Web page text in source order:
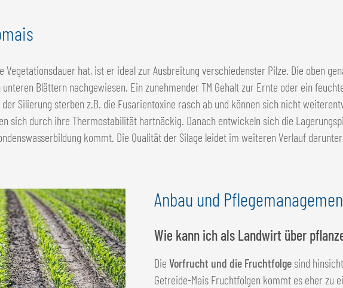
Vegetationsdauer hat, ist er ideal zur Ausbreitung verschiedenster Pilze. Die oben
Blättern nachgewiesen. Ein zunehmender TM Gehalt zur Ernte oder ein
Silierung sterben z.B. die Fusarientoxine rasch ab und können sich nicht
sich durch ihre Thermostabilität hartnäckig. Danach entwickeln sich die
kommt. Die Qualität der Silage leidet im weiteren Verlauf
Anbau und
Wie kann ich als Landwirt über
DieVorfrucht und die Fruchtfolge sind
Getreide-Mais Fruchtfolgen kommt es eher zu